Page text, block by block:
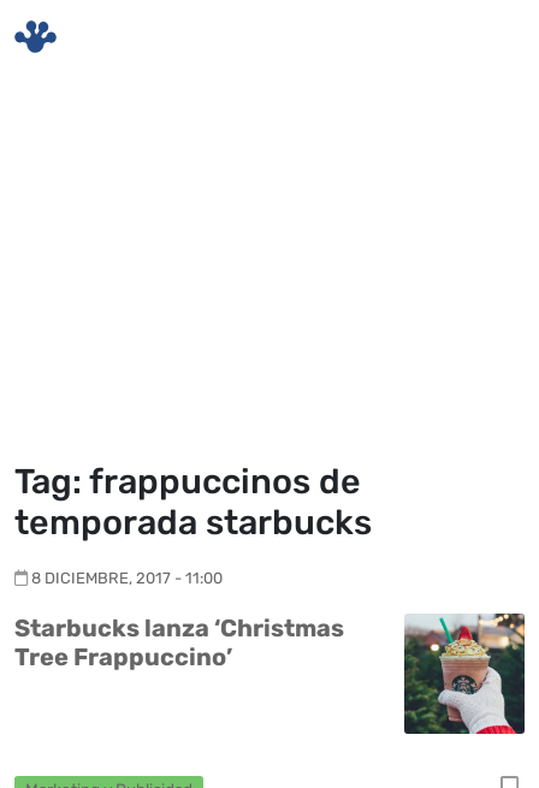
Tag: frappuccinos de
temporada starbucks
8 DICIEMBRE, 2017 - 11:00
Starbucks lanza ‘Christmas
Tree Frappuccino’